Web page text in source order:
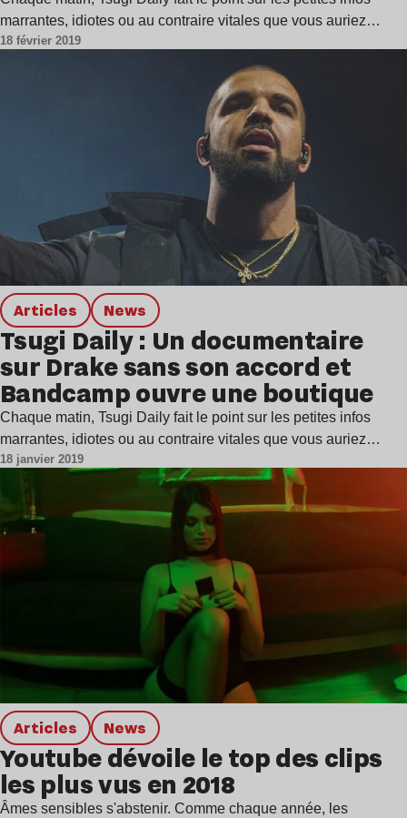
marrantes, idiotes ou au contraire vitales que vous auriez…
18 février 2019
Articles news
Tsugi Daily : Un documentaire
sur Drake sans son accord et
Bandcamp ouvre une boutique
Chaque matin, Tsugi Daily fait le point sur les petites infos
marrantes, idiotes ou au contraire vitales que vous auriez…
18 janvier 2019
Articles news
Youtube dévoile le top des clips
les plus vus en 2018
Âmes sensibles s'abstenir. Comme chaque année, les